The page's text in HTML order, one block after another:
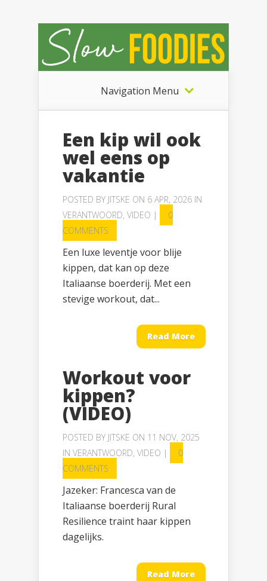
Navigation Menu
Een kip wil ook
wel eens op
vakantie
POSTED BY JITSKE ON 6 APR, 2026 IN
VERANTWOORD, VIDEO |
0
COMMENTS
Een luxe leventje voor blije
kippen, dat kan op deze
Italiaanse boerderij. Met een
stevige workout, dat...
Read More
Workout voor
kippen?
(VIDEO)
POSTED BY JITSKE ON 11 NOV, 2025
IN VERANTWOORD, VIDEO |
0
COMMENTS
Jazeker: Francesca van de
Italiaanse boerderij Rural
Resilience traint haar kippen
dagelijks.
Read More